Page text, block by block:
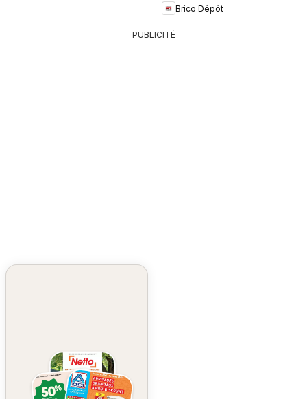
Brico Dépôt
PUBLICITÉ